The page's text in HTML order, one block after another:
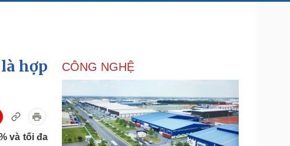
Giá cà phê
Doanh nghiệp
Thông tin doanh nghiệp
Doanh nghiệp 24h
Công nghệ
Sành điệu
Tin Công nghệ
hợp
và tối đa
CÔNG NGHỆ